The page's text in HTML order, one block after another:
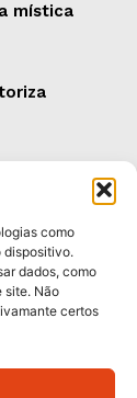
como
dispositivo.
dados, como
site. Não
certos
mística